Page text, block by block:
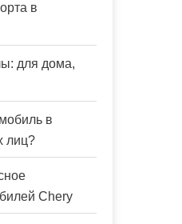
в
для дома,
в
лиц?
Chery